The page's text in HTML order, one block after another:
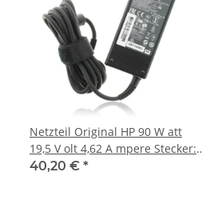
Netzteil Original HP 90 W att
19,5 V olt 4,62 A mpere Stecker:
4,5 mm x 3,0 mm
40,20 € *